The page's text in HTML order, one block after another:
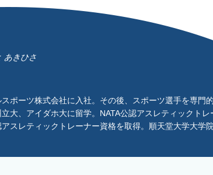
あきひさ
ポーツ株式会社に入社。その後、スポーツ選手を専門
大、アイダホ大に留学。NATA公認アスレティックトレ
スレティックトレーナー資格を取得。順天堂大学大学